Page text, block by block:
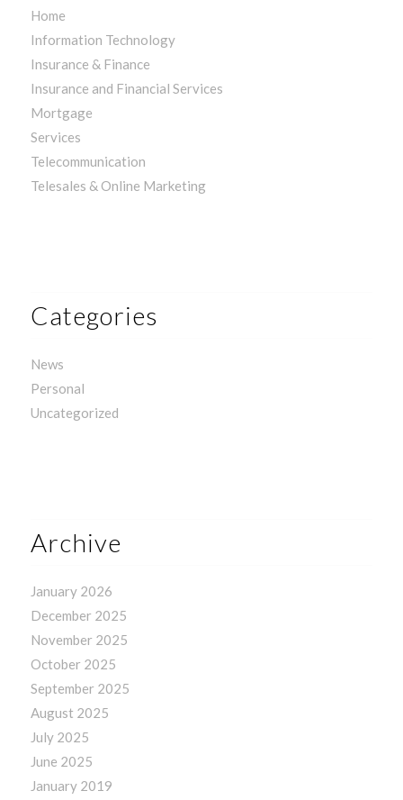
Home
Information Technology
Insurance & Finance
Insurance and Financial Services
Mortgage
Services
Telecommunication
Telesales & Online Marketing
Categories
News
Personal
Uncategorized
Archive
January 2026
December 2025
November 2025
October 2025
September 2025
August 2025
July 2025
June 2025
January 2019